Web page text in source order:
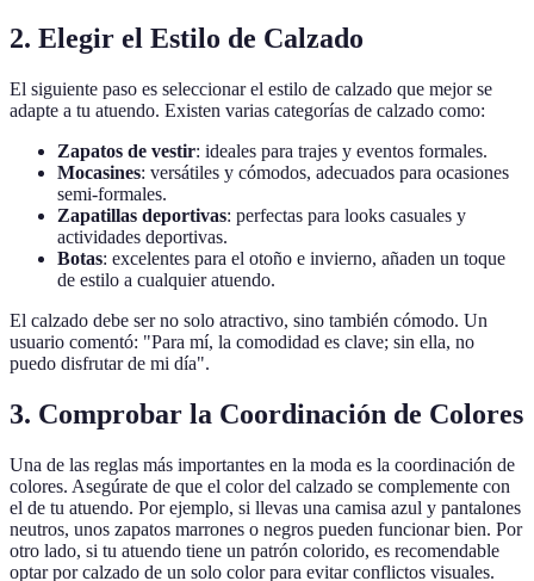
2. Elegir el Estilo de Calzado
El siguiente paso es seleccionar el estilo de calzado que mejor se
adapte a tu atuendo. Existen varias categorías de calzado como:
Zapatos de vestir: ideales para trajes y eventos formales.
Mocasines: versátiles y cómodos, adecuados para ocasiones
semi-formales.
Zapatillas deportivas: perfectas para looks casuales y
actividades deportivas.
Botas: excelentes para el otoño e invierno, añaden un toque
de estilo a cualquier atuendo.
El calzado debe ser no solo atractivo, sino también cómodo. Un
usuario comentó: "Para mí, la comodidad es clave; sin ella, no
puedo disfrutar de mi día".
3. Comprobar la Coordinación de Colores
Una de las reglas más importantes en la moda es la coordinación de
colores. Asegúrate de que el color del calzado se complemente con
el de tu atuendo. Por ejemplo, si llevas una camisa azul y pantalones
neutros, unos zapatos marrones o negros pueden funcionar bien. Por
otro lado, si tu atuendo tiene un patrón colorido, es recomendable
optar por calzado de un solo color para evitar conflictos visuales.